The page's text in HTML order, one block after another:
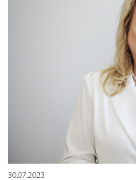
30.07.2023